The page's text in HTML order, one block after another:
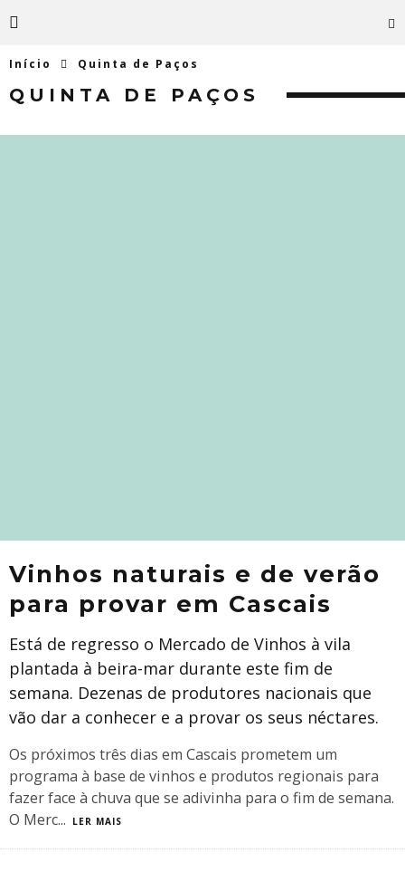
Início Quinta de Paços
QUINTA DE PAÇOS
Vinhos naturais e de verão
para provar em Cascais
Está de regresso o Mercado de Vinhos à vila
plantada à beira-mar durante este fim de
semana. Dezenas de produtores nacionais que
vão dar a conhecer e a provar os seus néctares.
Os próximos três dias em Cascais prometem um
programa à base de vinhos e produtos regionais para
fazer face à chuva que se adivinha para o fim de semana.
O Merc... LER MAIS